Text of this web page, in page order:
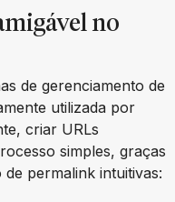
no
de gerenciamento de
utilizada por
criar URLs
simples, graças
permalink intuitivas: